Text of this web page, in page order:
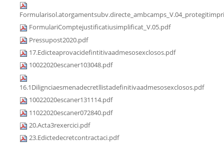
FormulariComptejustificatiusimplificat_V.05.pdf
Pressupost2020.pdf
17.Edicteaprovacidefintitivaadmesosexclosos.pdf
10022020escaner103048.pdf
16.1Dilignciaesmenadecretllistadefinitivaadmesosexclosos.pdf
10022020escaner131114.pdf
11022020escaner072840.pdf
20.Acta3rexercici.pdf
23.Edictedecretcontractaci.pdf